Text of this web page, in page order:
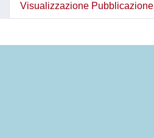
Visualizzazione Pubblicazione